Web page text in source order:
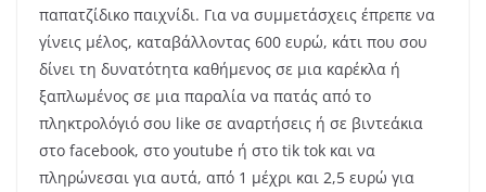
παπατζίδικο παιχνίδι. Για να συμμετάσχεις έπρεπε να
γίνεις μέλος, καταβάλλοντας 600 ευρώ, κάτι που σου
δίνει τη δυνατότητα καθήμενος σε μια καρέκλα ή
ξαπλωμένος σε μια παραλία να πατάς από το
πληκτρολόγιό σου like σε αναρτήσεις ή σε βιντεάκια
στο facebook, στο youtube ή στο tik tok και να
πληρώνεσαι για αυτά, από 1 μέχρι και 2,5 ευρώ για